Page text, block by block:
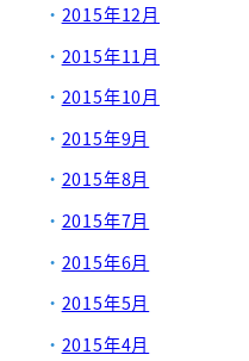
2015年12月
2015年11月
2015年10月
2015年9月
2015年8月
2015年7月
2015年6月
2015年5月
2015年4月